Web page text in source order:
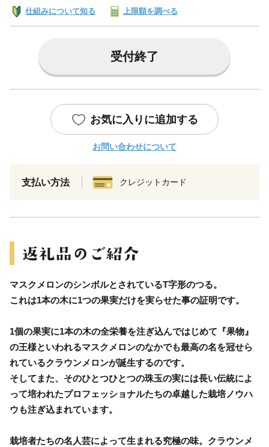
仕組みについて知る 上限額を調べる
受付終了
お気に入りに追加する
お問い合わせについて
支払い方法 クレジットカード
マスクメロンのシンボルとされているT字形のつる。
これは1本の木に1つの果実だけを実らせた事の証明です。
1個の果実に1本の木の全栄養を注ぎ込んではじめて『果物』
の王様といわれるマスクメロンのなかでも最高の名を冠せら
れているクラウンメロンが誕生するのです。
そしてまた、そのひとつひとつの珠玉の実には長い伝統によ
って培われたプロフェッショナルたちの卓越した栽培ノウハ
ウも注ぎ込まれています。
栽培者たちの名人芸によって生まれる究極の味。クラウンメ